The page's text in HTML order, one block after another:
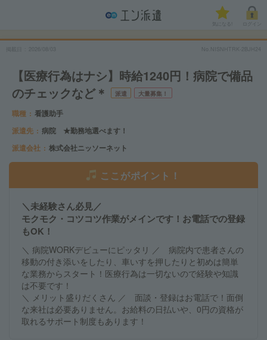
気になる!
No.NISNHTRK-2BJH24
【医療行為はナシ】時給1240円！病院で備品
のチェックなど＊
派遣 大量募集！
職種
看護助手
派遣先
病院 ★勤務地選べます！
派遣会社
株式会社ニッソーネット
ここがポイント！
＼未経験さん必見／
モクモク・コツコツ作業がメインです！お電話での登録
もOK！
＼ 病院WORKデビューにピッタリ ／ 病院内で患者さんの
移動の付き添いをしたり、車いすを押したりと初めは簡単
な業務からスタート！医療行為は一切ないので経験や知識
は不要です！
＼ メリット盛りだくさん ／ 面談・登録はお電話で！面倒
な来社は必要ありません。お給料の日払いや、0円の資格が
取れるサポート制度もあります！